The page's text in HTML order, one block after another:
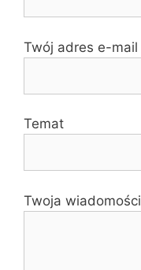
Twój adres e-mail
Temat
Twoja wiadomości